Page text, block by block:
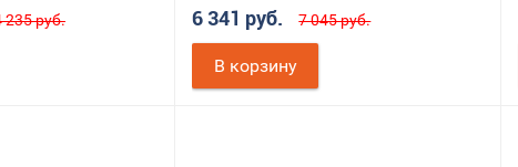
235 руб.
ПОСТАВКА»
6 341 руб. 7 045 руб.
В корзину